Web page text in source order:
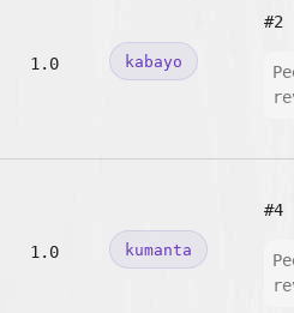
1.0 kabayo
#2
1.0 kumanta
#4